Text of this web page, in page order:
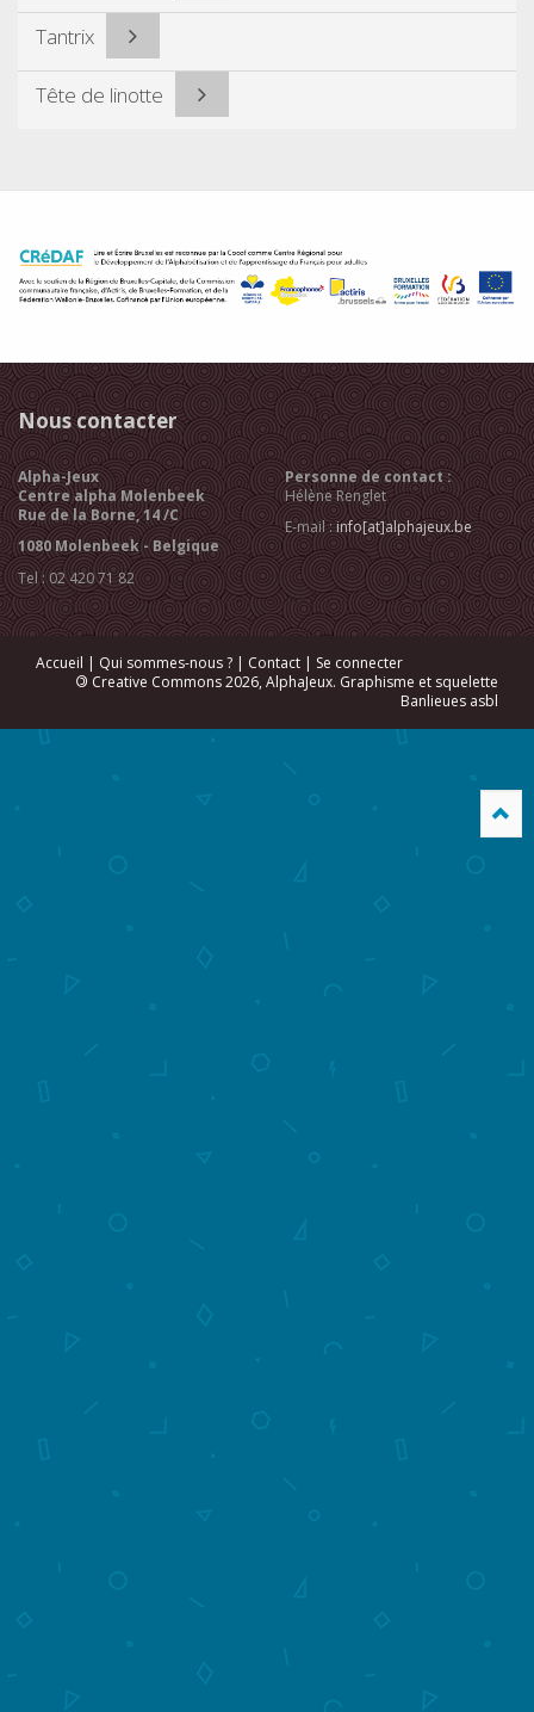
Tantrix
Tête de linotte
Nous contacter
Alpha-Jeux
Centre alpha Molenbeek
Rue de la Borne, 14 /C
1080 Molenbeek - Belgique
Tel : 02 420 71 82
Personne de contact :
Hélène Renglet
E-mail : info[at]alphajeux.be
Accueil Qui sommes-nous ? Contact
Se connecter
© Creative Commons 2026, AlphaJeux. Graphisme et squelette
Banlieues asbl